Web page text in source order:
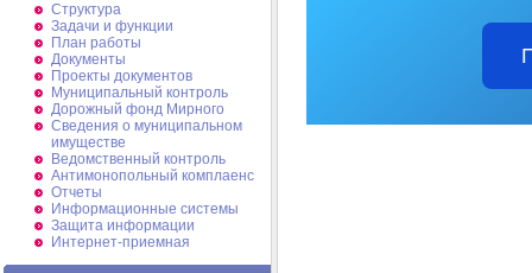
Структура
Задачи и функции
План работы
Документы
Проекты документов
Муниципальный контроль
Дорожный фонд Мирного
Cведения о муниципальном
имуществе
Ведомственный контроль
Антимонопольный комплаенс
Отчеты
Информационные системы
Защита информации
Интернет-приемная